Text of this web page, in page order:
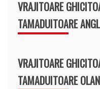
VRAJITOARE
TAMADUITOARE
VRAJITOARE
TAMADUITOARE